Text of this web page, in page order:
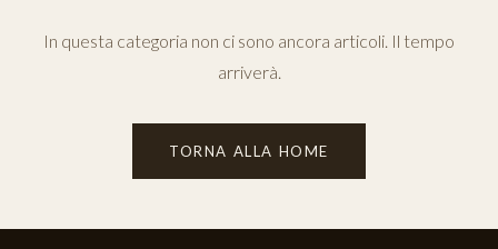
In questa categoria non ci sono ancora articoli. Il tempo
arriverà.
TORNA ALLA HOME